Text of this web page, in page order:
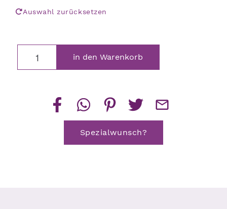
Auswahl zurücksetzen
in den Warenkorb
Spezialwunsch?